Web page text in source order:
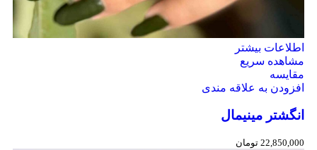
اطلاعات بیشتر
مشاهده سریع
مقایسه
افزودن به علاقه مندی
انگشتر مینیمال
22,850,000 تومان